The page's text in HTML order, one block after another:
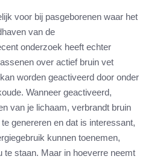
voor bij pasgeborenen waar het
van de
onderzoek heeft echter
over actief bruin vet
worden geactiveerd door onder
Wanneer geactiveerd,
van je lichaam, verbrandt bruin
genereren en dat is interessant,
kunnen toenemen,
te staan. Maar in hoeverre neemt